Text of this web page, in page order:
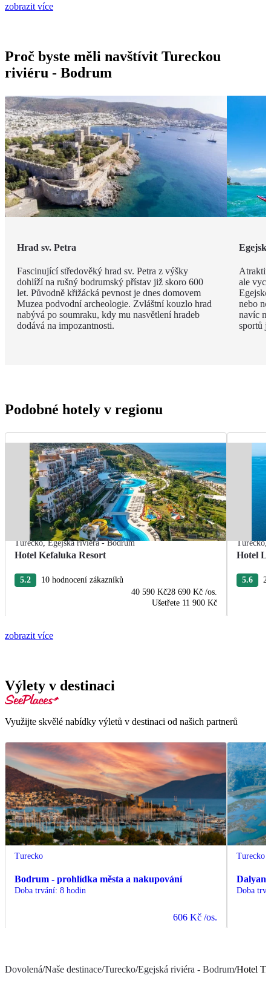
zobrazit více
Proč byste měli navštívit Tureckou
riviéru - Bodrum
Hrad sv. Petra
Fascinující středověký hrad sv. Petra z výšky
dohlíží na rušný bodrumský přístav již skoro 600
let. Původně křižácká pevnost je dnes domovem
Muzea podvodní archeologie. Zvláštní kouzlo hrad
nabývá po soumraku, kdy mu nasvětlení hradeb
dodává na impozantnosti.
ale
nebo
navíc
sportů
Podobné hotely v regionu
Turecko,Egejská riviéra - Bodrum
Hotel Kefaluka Resort
5.2
10 hodnocení zákazníků
40 590 Kč28 690 Kč /os.
Ušetřete 11 900 Kč
Turecko,
Hotel
5.6
zobrazit více
Výlety v destinaci
Využijte skvělé nabídky výletů v destinaci od našich partnerů
Turecko
Bodrum - prohlídka města a nakupování
Doba trvání: 8 hodin
606 Kč /os.
Turecko
Dalyan
Doba
Dovolená/Naše destinace/Turecko/Egejská riviéra - Bodrum/Hotel